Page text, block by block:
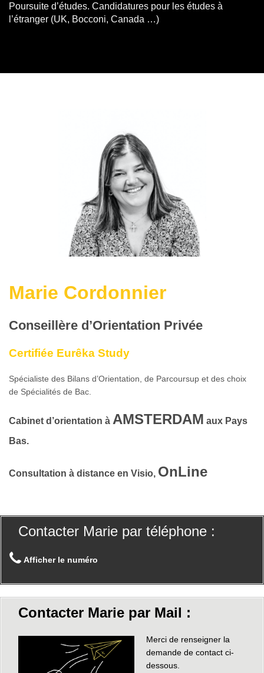
Poursuite d’études. Candidatures pour les études à
l’étranger (UK, Bocconi, Canada …)
Marie Cordonnier
Conseillère d’Orientation Privée
Certifiée Eurêka Study
Spécialiste des Bilans d’Orientation, de Parcoursup et des choix
de Spécialités de Bac.
Cabinet d’orientation à AMSTERDAM aux Pays
Bas.
Consultation à distance en Visio, OnLine
Contacter Marie par téléphone :
Afficher le numéro
Contacter Marie par Mail :
Merci de renseigner la
demande de contact ci-
dessous.